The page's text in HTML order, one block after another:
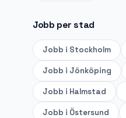
Jobb per stad
Jobb i Stockholm
Jobb i Jönköping
Jobb i Halmstad
Jobb i Östersund